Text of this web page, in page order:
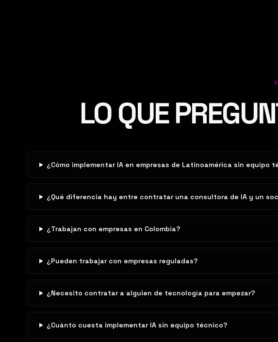
LO QUE
¿Cómo implementar IA en empresas de Latinoamérica sin equipo
¿Qué diferencia hay entre contratar una consultora de IA y un
¿Trabajan con empresas en Colombia?
¿Pueden trabajar con empresas reguladas?
¿Necesito contratar a alguien de tecnología para empezar?
¿Cuánto cuesta implementar IA sin equipo técnico?